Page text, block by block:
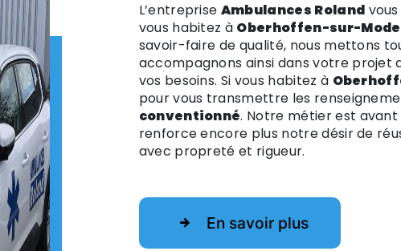
L’entreprise Ambulances Roland
vous habitez à Oberhoffen-sur-
savoir-faire de qualité, nous mettons
accompagnons ainsi dans votre projet
vos besoins. Si vous habitez à
pour vous transmettre les
conventionné. Notre métier est
renforce encore plus notre désir de
avec propreté et rigueur.
En savoir plus